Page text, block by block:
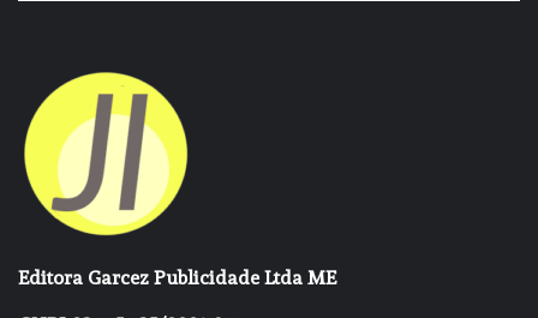
Editora Garcez Publicidade Ltda ME